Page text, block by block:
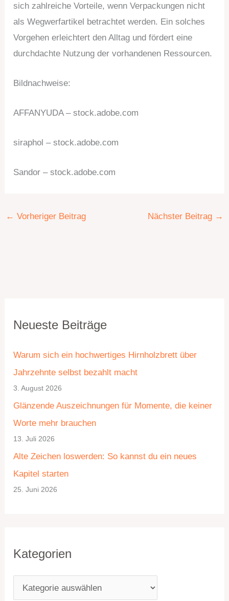
sich zahlreiche Vorteile, wenn Verpackungen nicht
als Wegwerfartikel betrachtet werden. Ein solches
Vorgehen erleichtert den Alltag und fördert eine
durchdachte Nutzung der vorhandenen Ressourcen.
Bildnachweise:
AFFANYUDA– stock.adobe.com
siraphol – stock.adobe.com
Sandor – stock.adobe.com
← Vorheriger Beitrag Nächster Beitrag →
Neueste Beiträge
Warum sich ein hochwertiges Hirnholzbrett über
Jahrzehnte selbst bezahlt macht
3. August 2026
Glänzende Auszeichnungen für Momente, die keiner
Worte mehr brauchen
13. Juli 2026
Alte Zeichen loswerden: So kannst du ein neues
Kapitel starten
25. Juni 2026
Kategorien
a
e
g
o
r
i
r
h
i
v